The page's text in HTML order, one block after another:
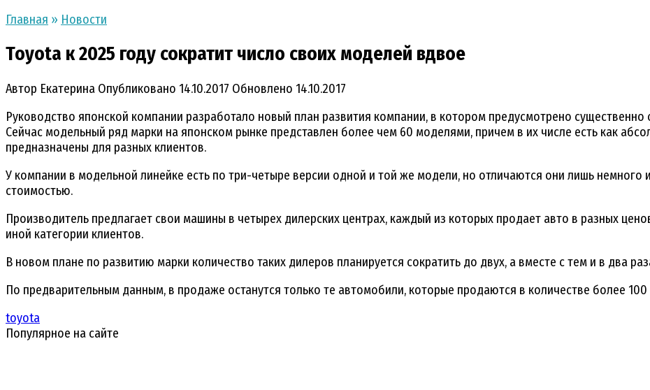
Главная » Новости
Toyota к 2025 году сократит число своих моделей вдвое
Автор Екатерина Опубликовано 14.10.2017 Обновлено 14.10.2017
Руководство японской компании разработало новый план развития компании, в котором предусмотрено
Сейчас модельный ряд марки на японском рынке представлен более чем 60 моделями, причем в их числе есть как
предназначены для разных клиентов.
У компании в модельной линейке есть по три-четыре версии одной и той же модели, но отличаются они лишь
стоимостью.
Производитель предлагает свои машины в четырех дилерских центрах, каждый из которых продает авто в разных
иной категории клиентов.
В новом плане по развитию марки количество таких дилеров планируется сократить до двух, а вместе с тем и в два
По предварительным данным, в продаже останутся только те автомобили, которые продаются в количестве более 100
toyota
Популярное на сайте